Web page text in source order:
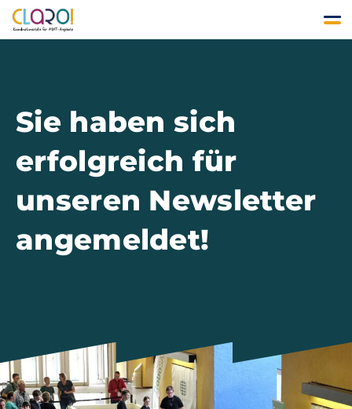
Sie haben sich
erfolgreich für
unseren Newsletter
angemeldet!